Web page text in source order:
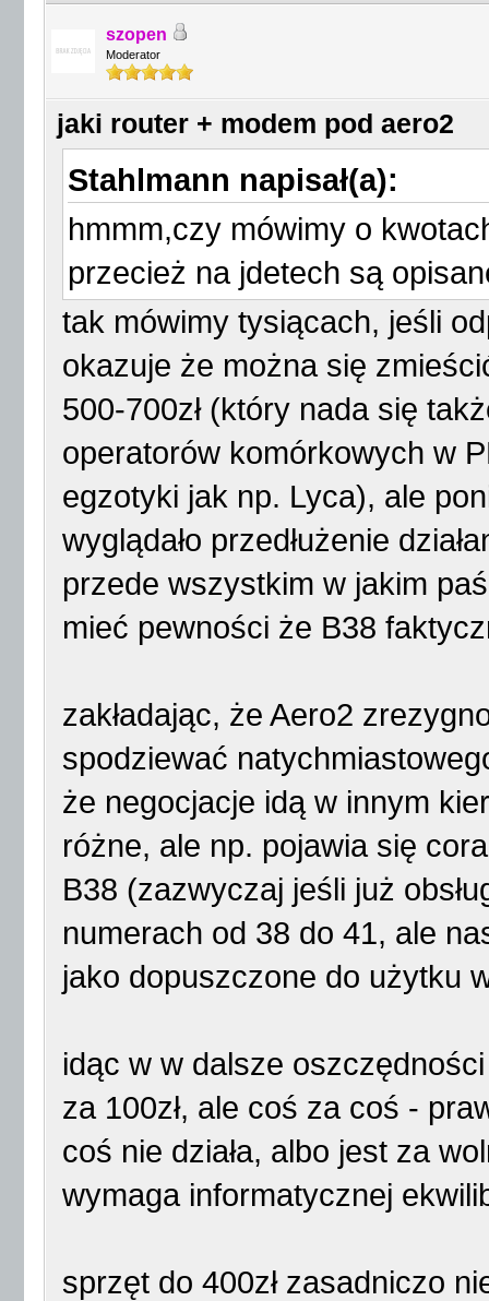
szopen
Moderator
jaki router + modem pod aero2
Stahlmann napisał(a):
hmmm,czy mówimy o
przecież na jdetech są
tak mówimy tysiącach, jeśli
okazuje że można się
500-700zł (który nada się
operatorów komórkowych w
egzotyki jak np. Lyca), ale
wyglądało przedłużenie
przede wszystkim w jakim
mieć pewności że B38
zakładając, że Aero2
spodziewać
że negocjacje idą w innym
różne, ale np. pojawia się
B38 (zazwyczaj jeśli już
numerach od 38 do 41, ale
jako dopuszczone do użytku
idąc w w dalsze
za 100zł, ale coś za coś -
coś nie działa, albo jest za
wymaga informatycznej
sprzęt do 400zł zasadniczo